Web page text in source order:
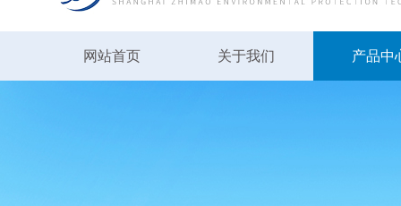
网站首页 关于我们 产品中